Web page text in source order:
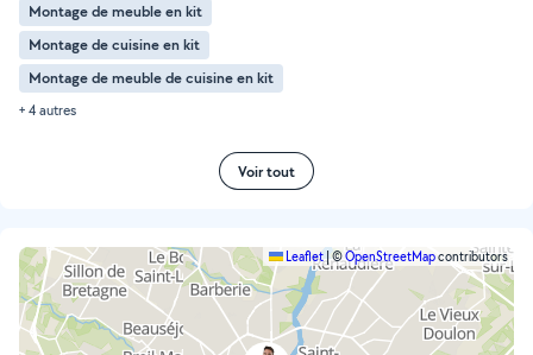
Montage de meuble en kit
Montage de cuisine en kit
Montage de meuble de cuisine en kit
+ 4 autres
Voir tout
Leaflet|©OpenStreetMapcontributors